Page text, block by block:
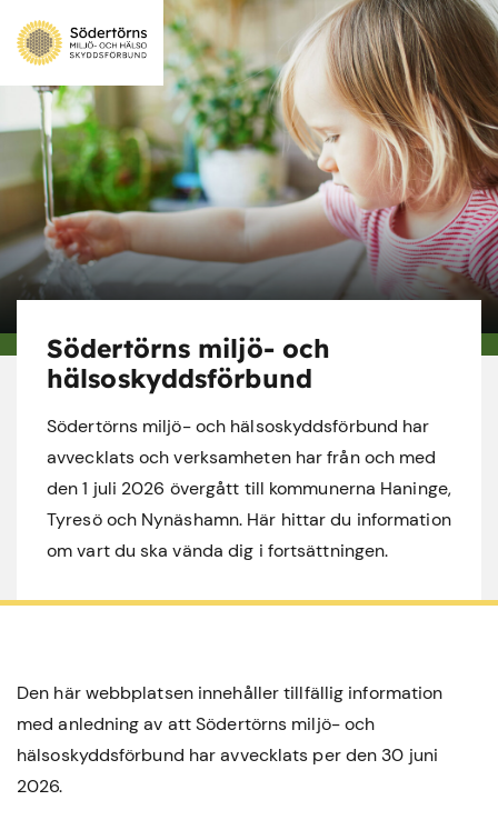
Södertörns miljö- och
hälsoskyddsförbund
Södertörns miljö- och hälsoskyddsförbund har
avvecklats och verksamheten har från och med
den 1 juli 2026 övergått till kommunerna Haninge,
Tyresö och Nynäshamn. Här hittar du information
om vart du ska vända dig i fortsättningen.
Den här webbplatsen innehåller tillfällig information
med anledning av att Södertörns miljö- och
hälsoskyddsförbund har avvecklats per den 30 juni
2026.